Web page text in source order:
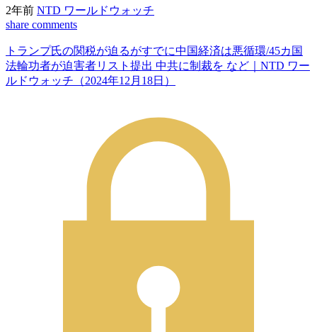
2年前 NTD ワールドウォッチ
share comments
トランプ氏の関税が迫るがすでに中国経済は悪循環/45カ国
法輪功者が迫害者リスト提出 中共に制裁を など｜NTD ワー
ルドウォッチ（2024年12月18日）